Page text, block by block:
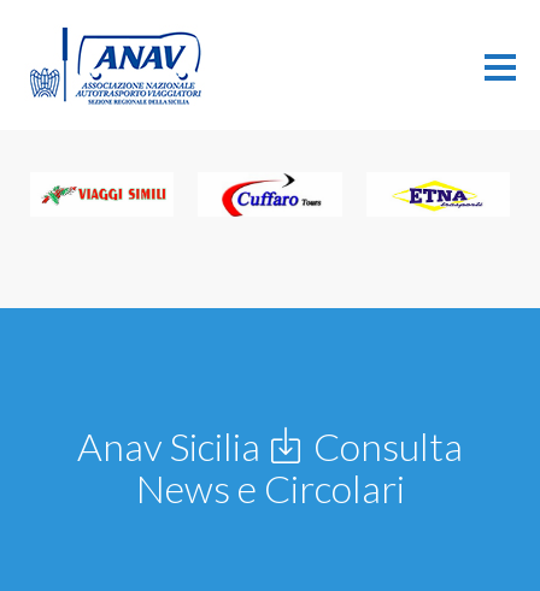
Anav Sicilia
Consulta
News e Circolari